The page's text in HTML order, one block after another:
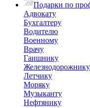
Подарки по
Адвокату
Бухгалтеру
Водителю
Военному
Врачу
Гаишнику
Железнодорожнику
Летчику
Моряку
Музыканту
Нефтянику